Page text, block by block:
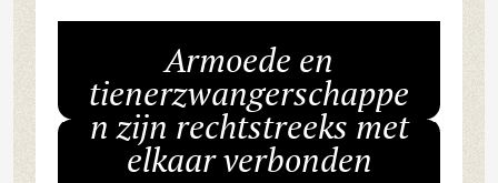
Armoede en
tienerzwangerschappe
n zijn rechtstreeks met
elkaar verbonden